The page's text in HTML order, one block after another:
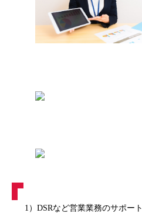
1）DSRなど営業業務のサポート